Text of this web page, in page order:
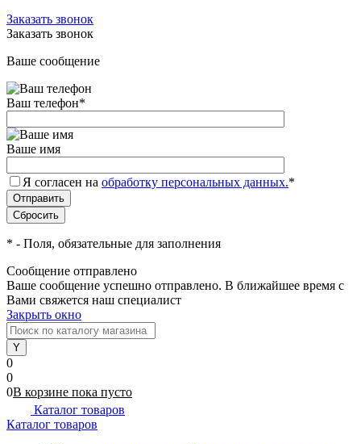
Заказать звонок
Заказать звонок
Ваше сообщение
Ваш телефон*
Ваше имя
Я согласен на обработку персональных данных.*
* - Поля, обязательные для заполнения
Сообщение отправлено
Ваше сообщение успешно отправлено. В ближайшее время с
Вами свяжется наш специалист
Закрыть окно
0
0
0В корзине пока пусто
Каталог товаров
Каталог товаров